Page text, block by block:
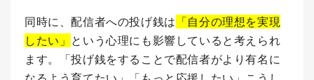
同時に、配信者への投げ銭は 「自分の理想を実現
したい」 という心理にも影響していると考えられ
ます。
「投げ銭をすることで配信者がより有名に